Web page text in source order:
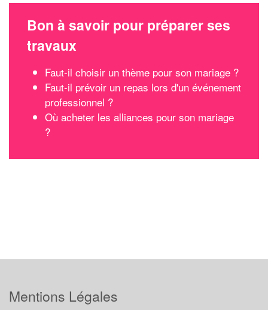
Bon à savoir pour préparer ses
travaux
Faut-il choisir un thème pour son mariage ?
Faut-il prévoir un repas lors d'un événement
professionnel ?
Où acheter les alliances pour son mariage
?
Mentions Légales